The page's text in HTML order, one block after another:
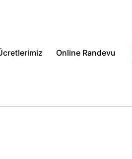
Online Randevu